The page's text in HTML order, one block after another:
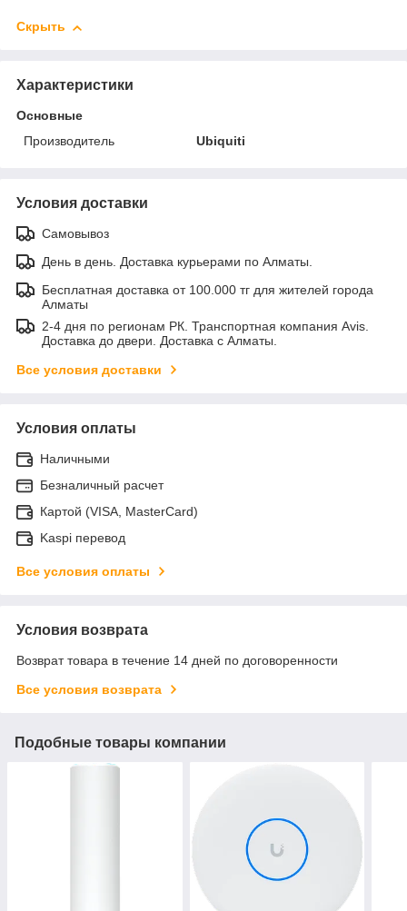
Скрыть
Характеристики
Основные
Производитель
Ubiquiti
Условия доставки
Самовывоз
День в день. Доставка курьерами по Алматы.
Бесплатная доставка от 100.000 тг для жителей города
Алматы
2-4 дня по регионам РК. Транспортная компания Avis.
Доставка до двери. Доставка с Алматы.
Все условия доставки
Условия оплаты
Наличными
Безналичный расчет
Картой (VISA, MasterCard)
Kaspi перевод
Все условия оплаты
Условия возврата
Возврат товара в течение 14 дней по договоренности
Все условия возврата
Подобные товары компании